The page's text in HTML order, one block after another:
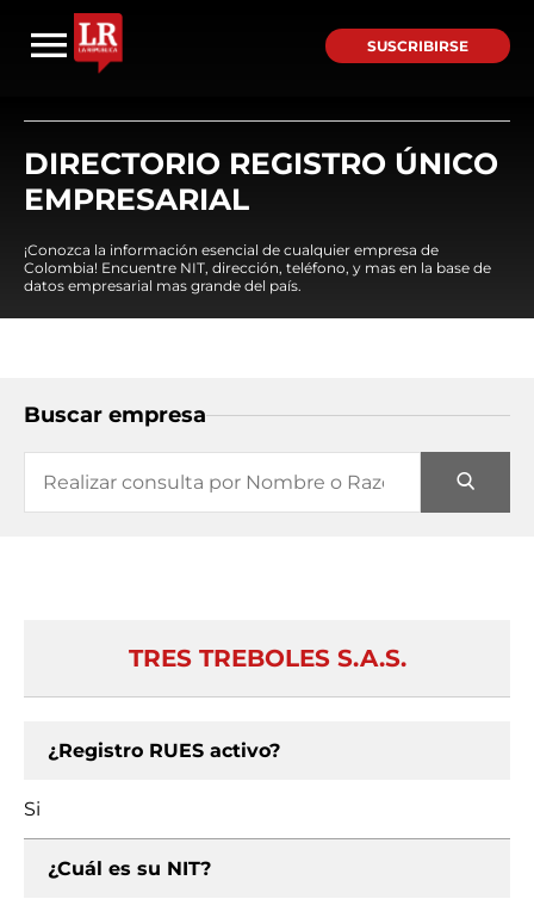
SUSCRIBIRSE
DIRECTORIO REGISTRO ÚNICO
EMPRESARIAL
¡Conozca la información esencial de cualquier empresa de
Colombia! Encuentre NIT, dirección, teléfono, y mas en la base de
datos empresarial mas grande del país.
Buscar empresa
TRES TREBOLES S.A.S.
¿Registro RUES activo?
Si
¿Cuál es su NIT?